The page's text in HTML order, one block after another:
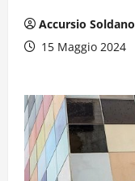
Accursio Soldano
15 Maggio 2024